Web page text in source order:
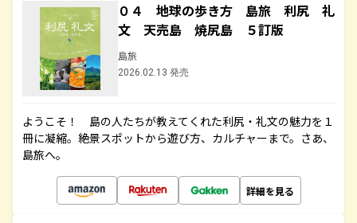
０４ 地球の歩き方 島旅 利尻 礼
文 天売島 焼尻島 ５訂版
島旅
2026.02.13 発売
ようこそ！ 島の人たちが教えてくれた利尻・礼文の魅力を１
冊に凝縮。絶景スポットから遊び方、カルチャーまで。さあ、
島旅へ。
詳細を見る